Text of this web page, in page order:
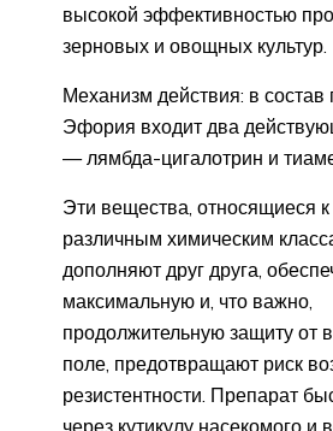
высокой эффективностью
зерновых и овощных культур.
Механизм действия: в состав
Эфория входит два
— лямбда-цигалотрин и
Эти вещества, относящиеся
различным химическим
дополняют друг друга,
максимальную и, что важно,
продолжительную защиту от
поле, предотвращают риск
резистентности. Препарат
через кутикулу насекомого и